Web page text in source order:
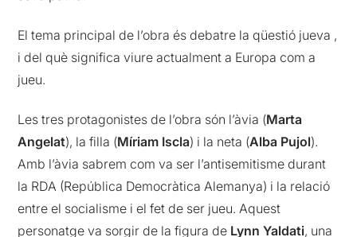
El tema principal de l’obra és debatre la qüestió jueva ,
i del què significa viure actualment a Europa com a
jueu.
Les tres protagonistes de l’obra són l’àvia (Marta
Angelat), la filla (Míriam Iscla) i la neta (Alba Pujol).
Amb l’àvia sabrem com va ser l’antisemitisme durant
la RDA (República Democràtica Alemanya) i la relació
entre el socialisme i el fet de ser jueu. Aquest
personatge va sorgir de la figura de Lynn Yaldati, una